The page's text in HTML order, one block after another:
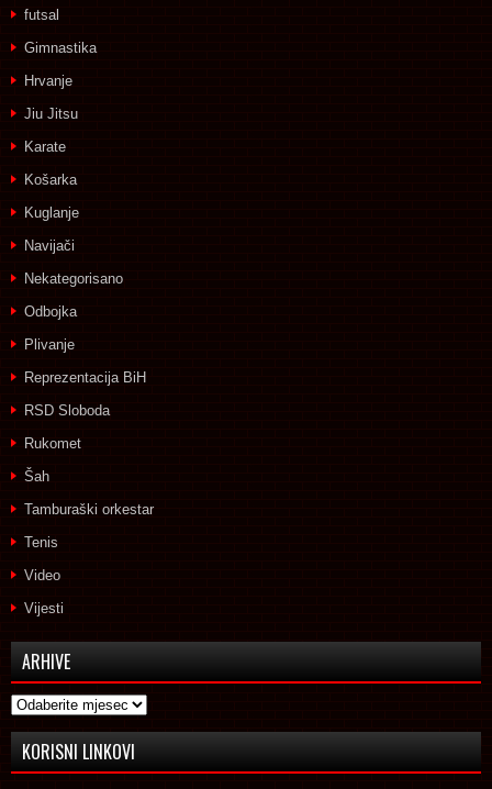
futsal
Gimnastika
Hrvanje
Jiu Jitsu
Karate
Košarka
Kuglanje
Navijači
Nekategorisano
Odbojka
Plivanje
Reprezentacija BiH
RSD Sloboda
Rukomet
Šah
Tamburaški orkestar
Tenis
Video
Vijesti
ARHIVE
Arhive
KORISNI LINKOVI